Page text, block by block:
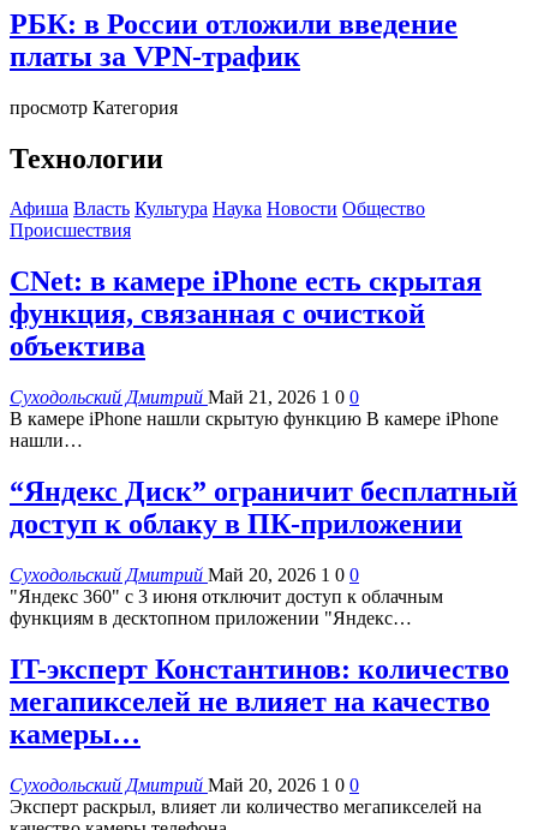
РБК: в России отложили введение
платы за VPN-трафик
просмотр Категория
Технологии
Афиша Власть Культура Наука Новости Общество
Происшествия
CNet: в камере iPhone есть скрытая
функция, связанная с очисткой
объектива
Суходольский Дмитрий Май 21, 2026 1 0 0
В камере iPhone нашли скрытую функцию В камере iPhone
нашли…
“Яндекс Диск” ограничит бесплатный
доступ к облаку в ПК-приложении
Суходольский Дмитрий Май 20, 2026 1 0 0
"Яндекс 360" с 3 июня отключит доступ к облачным
функциям в десктопном приложении "Яндекс…
IT-эксперт Константинов: количество
мегапикселей не влияет на качество
камеры…
Суходольский Дмитрий Май 20, 2026 1 0 0
Эксперт раскрыл, влияет ли количество мегапикселей на